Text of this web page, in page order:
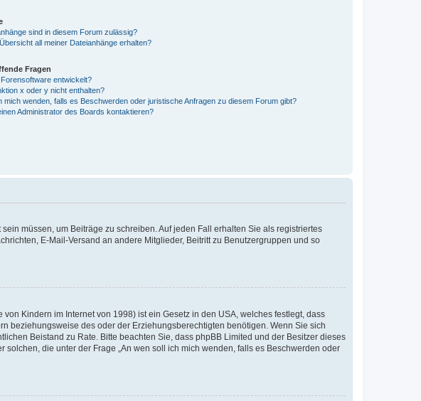
sind in diesem Forum zulässig?
all meiner Dateianhänge erhalten?
Fragen
entwickelt?
x oder y nicht enthalten?
mich wenden, falls es Beschwerden oder juristische Anfragen zu diesem Forum gibt?
Administrator des Boards kontaktieren?
müssen, um Beiträge zu schreiben. Auf jeden Fall erhalten Sie als registriertes
E-Mail-Versand an andere Mitglieder, Beitritt zu Benutzergruppen und so
Kindern im Internet von 1998) ist ein Gesetz in den USA, welches festlegt, dass
beziehungsweise des oder der Erziehungsberechtigten benötigen. Wenn Sie sich
Beistand zu Rate. Bitte beachten Sie, dass phpBB Limited und der Besitzer dieses
die unter der Frage „An wen soll ich mich wenden, falls es Beschwerden oder